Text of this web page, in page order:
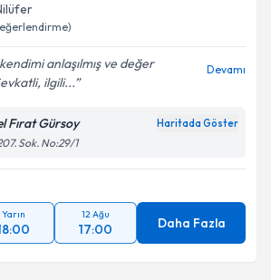
anlaşılmış ve değer
ilgili...
Devamı
Fırat Gürsoy Haritada Göster
Sok. No:29/1
Yarın 12 Ağu
17:00 Daha Fazla